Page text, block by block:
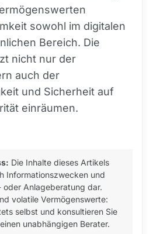
sowohl im digitalen
Bereich. Die
nicht nur der
auch der
und Sicherheit auf
einräumen.
Die Inhalte dieses Artikels
Informationszwecken und
oder Anlageberatung dar.
volatile Vermögenswerte:
selbst und konsultieren Sie
unabhängigen Berater.